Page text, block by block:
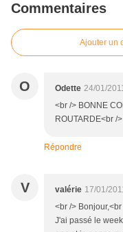
Commentaires
Ajouter un
O Odette 24/01/
<br /> BONNE
ROUTARDE<br /
Répondre
V valérie 17/01/
<br />
J'ai passé le